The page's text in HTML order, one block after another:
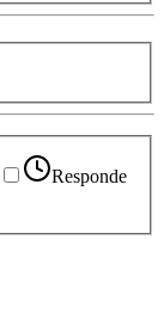
Responde